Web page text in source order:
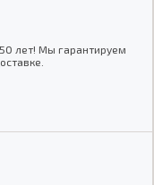
лет! Мы гарантируем